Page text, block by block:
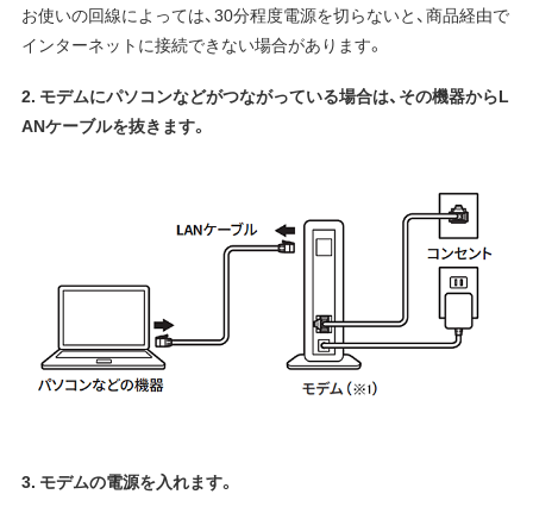
お使いの回線によっては、30分程度電源を切らないと、商品経由で
インターネットに接続できない場合があります。
2. モデムにパソコンなどがつながっている場合は、その機器からL
ANケーブルを抜きます。
3. モデムの電源を入れます。